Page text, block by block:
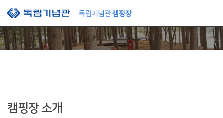
본문 바로가기
캠핑장 소개